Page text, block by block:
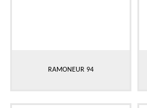
RAMONEUR 94